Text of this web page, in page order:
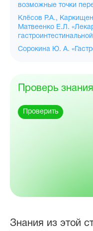
возможные точки
Клёсов Р.А.,
Матвеенко Е.Л.
Сорокина Ю. А.
Проверь
Проверить
Знания из этой